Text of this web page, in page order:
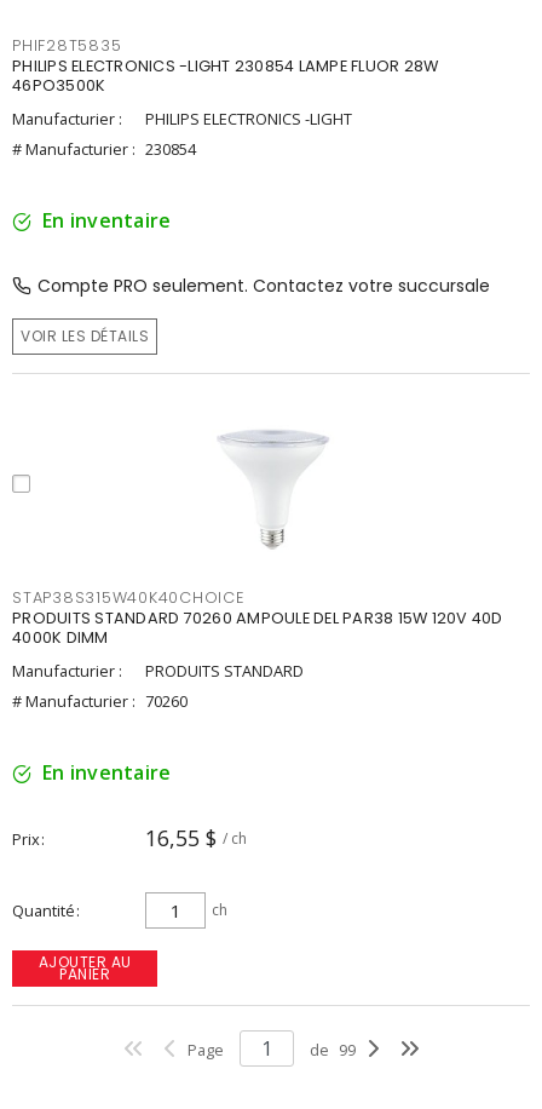
PHIF28T5835
PHILIPS ELECTRONICS -LIGHT 230854 LAMPE FLUOR 28W
46PO3500K
Manufacturier :
PHILIPS ELECTRONICS -LIGHT
# Manufacturier : 230854
En inventaire
Compte PRO seulement. Contactez votre succursale
VOIR LES DÉTAILS
STAP38S315W40K40CHOICE
PRODUITS STANDARD 70260 AMPOULE DEL PAR38 15W 120V 40D
4000K DIMM
Manufacturier :
PRODUITS STANDARD
# Manufacturier : 70260
En inventaire
Prix 16,55 $ / ch
Quantité ch
AJOUTER AU
PANIER
Page de 99